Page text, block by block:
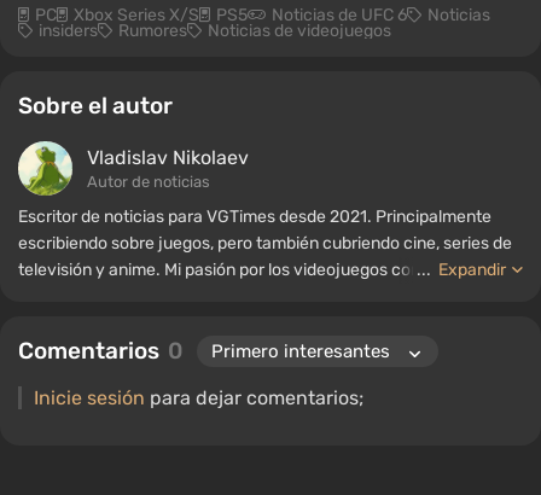
PC Xbox Series X/S PS5 Noticias de UFC 6 Noticias
insiders Rumores Noticias de videojuegos
Sobre el autor
Vladislav Nikolaev
Autor de noticias
Escritor de noticias para VGTimes desde 2021. Principalmente
escribiendo sobre juegos, pero también cubriendo cine, series de
televisión y anime. Mi pasión por los videojuegos comenzó a
títulos favoritos de todos los tiempos incluyen Fallout,
... Expandir
Comentarios 0
Inicie sesión para dejar comentarios;